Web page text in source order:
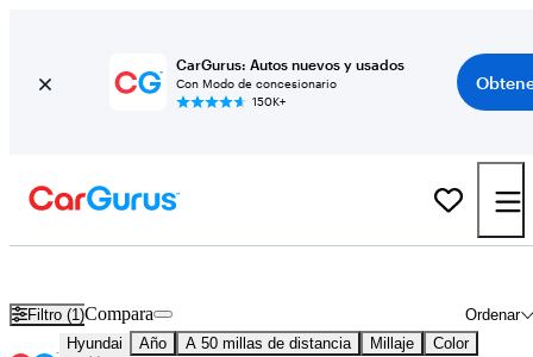
CarGurus: Autos nuevos y usados
Con Modo de concesionario
150K+
Filtro (1) Ordenar
Compara
Hyundai Año A 50 millas de distancia Millaje Color